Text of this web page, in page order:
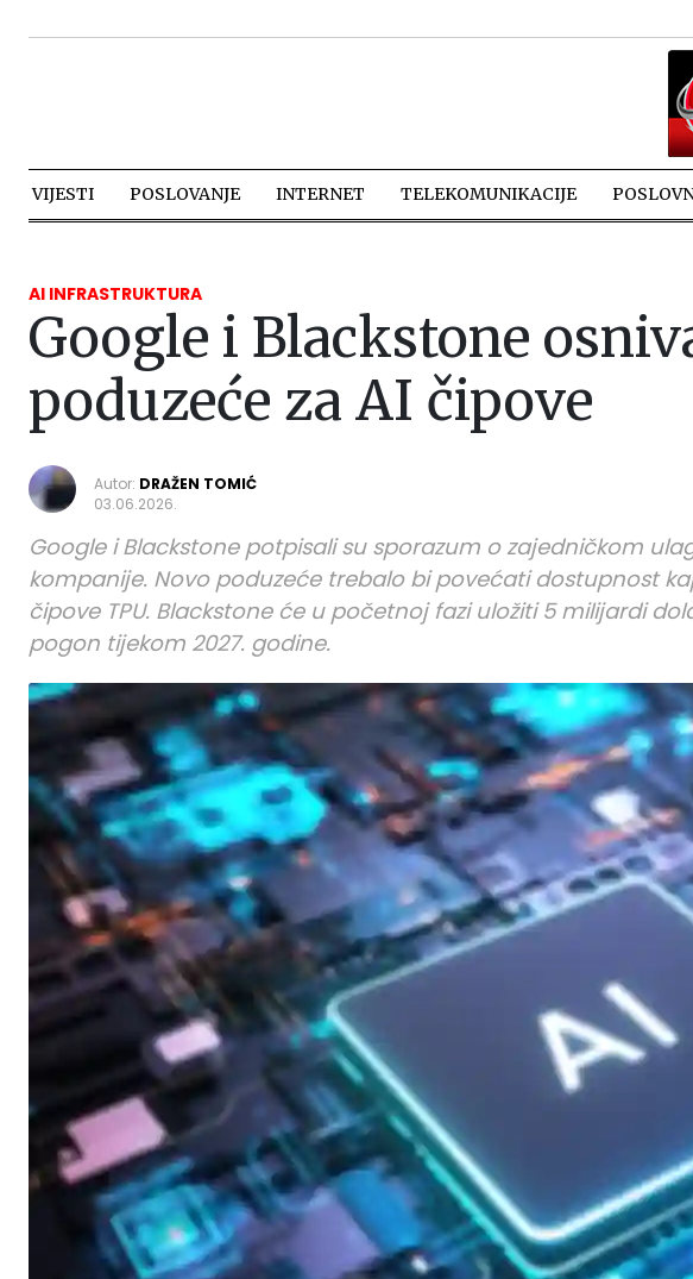
VIJESTI POSLOVANJE INTERNET TELEKOMUNIKACIJE
AI INFRASTRUKTURA
Google i Blackstone
poduzeće za AI čipove
Autor: DRAŽEN TOMIĆ
03.06.2026.
Google i Blackstone potpisali su sporazum o zajedničkom
kompanije. Novo poduzeće trebalo bi povećati dostupnost
čipove TPU. Blackstone će u početnoj fazi uložiti 5 milijardi
pogon tijekom 2027. godine.